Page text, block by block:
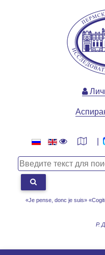
«Je pense, donc je suis»
Р.